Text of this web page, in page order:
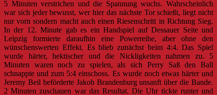
5 Minuten verstrichen und die Spannung wuchs. Wahrscheinlich
war sich jeder bewusst, wer hier das nächste Tor schießt, liegt nicht
nur vorn sondern macht auch einen Riesenschritt in Richtung Sieg.
In der 12. Minute gab es ein Handspiel auf Dessauer Seite und
Leipzig formierte daraufhin eine Powerreihe, aber ohne den
wünschenswerten Effekt. Es blieb zunächst beim 4:4. Das Spiel
wurde härter, hektischer und die Nickligkeiten nahmen zu. 5
Minuten waren noch zu spielen, als sich Perry Saß den Ball
schnappte und zum 5:4 einschoss. Es wurde noch etwas härter und
Jeremy Beil beförderte Jakob Brandenburg unsanft über die Bande.
2 Minuten zuschauen war das Resultat. Die Uhr tickte runter und